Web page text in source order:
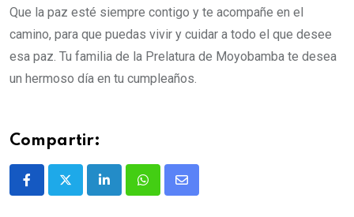
Que la paz esté siempre contigo y te acompañe en el
camino, para que puedas vivir y cuidar a todo el que desee
esa paz. Tu familia de la Prelatura de Moyobamba te desea
un hermoso día en tu cumpleaños.
Compartir: